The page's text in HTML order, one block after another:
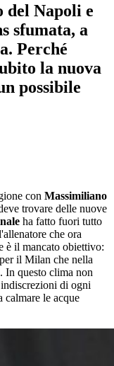
del Napoli e
sfumata, a
Perché
la nuova
possibile
con Massimiliano
trovare delle nuove
ha fatto fuori tutto
che ora
è il mancato obiettivo:
il Milan che nella
In questo clima non
di ogni
calmare le acque